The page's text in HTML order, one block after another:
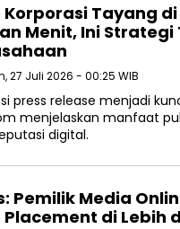
Korporasi Tayang
Menit, Ini
27 Juli 2026 - 00:25 WIB
press release menjadi
menjelaskan manfaat
digital.
Pemilik Media
Placement di Lebih